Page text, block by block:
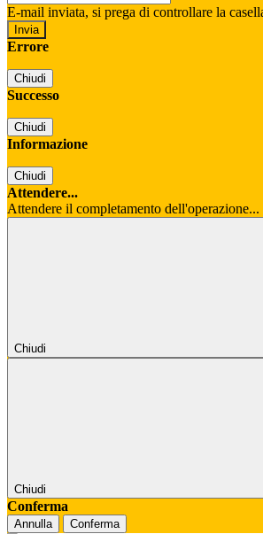
E-mail inviata, si prega di controllare la
Errore
Chiudi
Successo
Chiudi
Informazione
Chiudi
Attendere...
Attendere il completamento dell'operazione...
Chiudi
Chiudi
Conferma
Annulla Conferma